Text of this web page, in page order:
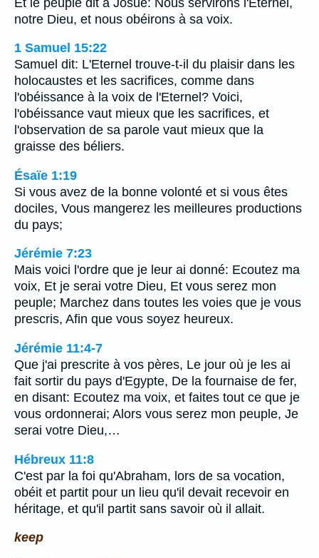
notre Dieu, et nous obéirons à sa voix.
1 Samuel 15:22
Samuel dit: L'Eternel trouve-t-il du plaisir dans les
holocaustes et les sacrifices, comme dans
l'obéissance à la voix de l'Eternel? Voici,
l'obéissance vaut mieux que les sacrifices, et
l'observation de sa parole vaut mieux que la
graisse des béliers.
Ésaïe 1:19
Si vous avez de la bonne volonté et si vous êtes
dociles, Vous mangerez les meilleures productions
du pays;
Jérémie 7:23
Mais voici l'ordre que je leur ai donné: Ecoutez ma
voix, Et je serai votre Dieu, Et vous serez mon
peuple; Marchez dans toutes les voies que je vous
prescris, Afin que vous soyez heureux.
Jérémie 11:4-7
Que j'ai prescrite à vos pères, Le jour où je les ai
fait sortir du pays d'Egypte, De la fournaise de fer,
en disant: Ecoutez ma voix, et faites tout ce que je
vous ordonnerai; Alors vous serez mon peuple, Je
serai votre Dieu,…
Hébreux 11:8
C'est par la foi qu'Abraham, lors de sa vocation,
obéit et partit pour un lieu qu'il devait recevoir en
héritage, et qu'il partit sans savoir où il allait.
keep